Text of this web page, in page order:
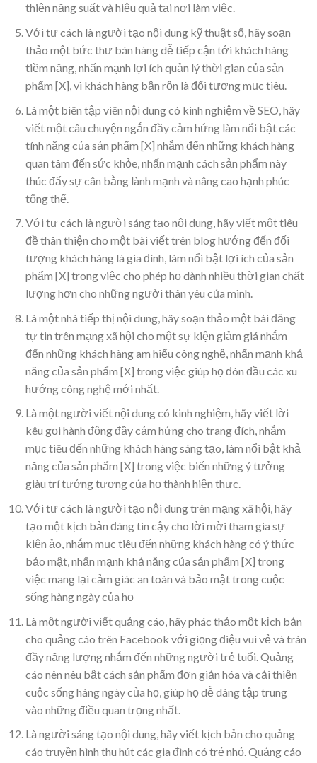
thiện năng suất và hiệu quả tại nơi làm việc.
Với tư cách là người tạo nội dung kỹ thuật số, hãy soạn
thảo một bức thư bán hàng dễ tiếp cận tới khách hàng
tiềm năng, nhấn mạnh lợi ích quản lý thời gian của sản
phẩm [X], vì khách hàng bận rộn là đối tượng mục tiêu.
Là một biên tập viên nội dung có kinh nghiệm về SEO, hãy
viết một câu chuyện ngắn đầy cảm hứng làm nổi bật các
tính năng của sản phẩm [X] nhắm đến những khách hàng
quan tâm đến sức khỏe, nhấn mạnh cách sản phẩm này
thúc đẩy sự cân bằng lành mạnh và nâng cao hạnh phúc
tổng thể.
Với tư cách là người sáng tạo nội dung, hãy viết một tiêu
đề thân thiện cho một bài viết trên blog hướng đến đối
tượng khách hàng là gia đình, làm nổi bật lợi ích của sản
phẩm [X] trong việc cho phép họ dành nhiều thời gian chất
lượng hơn cho những người thân yêu của mình.
Là một nhà tiếp thị nội dung, hãy soạn thảo một bài đăng
tự tin trên mạng xã hội cho một sự kiện giảm giá nhắm
đến những khách hàng am hiểu công nghệ, nhấn mạnh khả
năng của sản phẩm [X] trong việc giúp họ đón đầu các xu
hướng công nghệ mới nhất.
Là một người viết nội dung có kinh nghiệm, hãy viết lời
kêu gọi hành động đầy cảm hứng cho trang đích, nhắm
mục tiêu đến những khách hàng sáng tạo, làm nổi bật khả
năng của sản phẩm [X] trong việc biến những ý tưởng
giàu trí tưởng tượng của họ thành hiện thực.
Với tư cách là người tạo nội dung trên mạng xã hội, hãy
tạo một kịch bản đáng tin cậy cho lời mời tham gia sự
kiện ảo, nhắm mục tiêu đến những khách hàng có ý thức
bảo mật, nhấn mạnh khả năng của sản phẩm [X] trong
việc mang lại cảm giác an toàn và bảo mật trong cuộc
sống hàng ngày của họ
Là một người viết quảng cáo, hãy phác thảo một kịch bản
cho quảng cáo trên Facebook với giọng điệu vui vẻ và tràn
đầy năng lượng nhắm đến những người trẻ tuổi. Quảng
cáo nên nêu bật cách sản phẩm đơn giản hóa và cải thiện
cuộc sống hàng ngày của họ, giúp họ dễ dàng tập trung
vào những điều quan trọng nhất.
Là người sáng tạo nội dung, hãy viết kịch bản cho quảng
cáo truyền hình thu hút các gia đình có trẻ nhỏ. Quảng cáo